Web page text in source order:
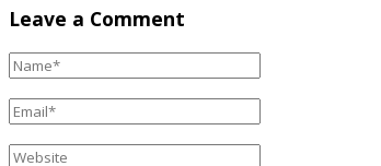
Leave a Comment